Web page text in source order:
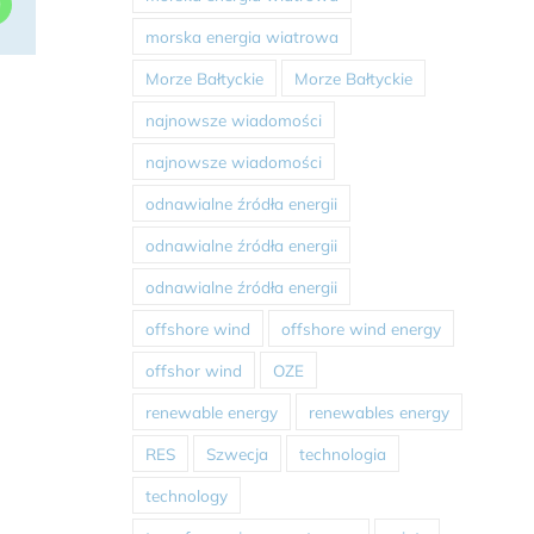
morska energia wiatrowa
Morze Bałtyckie Morze Bałtyckie
najnowsze wiadomości
najnowsze wiadomości
odnawialne źródła energii
odnawialne źródła energii
odnawialne źródła energii
offshore wind offshore wind energy
offshor wind OZE
renewable energy renewables energy
RES Szwecja technologia
technology